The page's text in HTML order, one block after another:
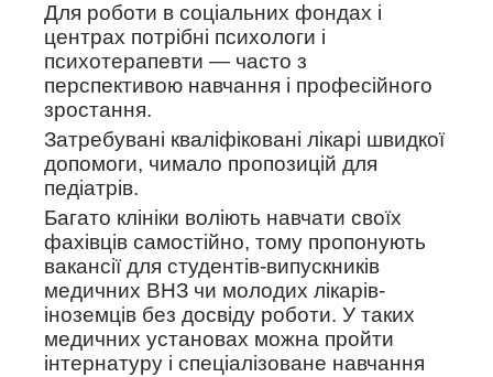
Для роботи в соціальних фондах і
центрах потрібні психологи і
психотерапевти — часто з
перспективою навчання і професійного
зростання.
Затребувані кваліфіковані лікарі швидкої
допомоги, чимало пропозицій для
педіатрів.
Багато клініки воліють навчати своїх
фахівців самостійно, тому пропонують
вакансії для студентів-випускників
медичних ВНЗ чи молодих лікарів-
іноземців без досвіду роботи. У таких
медичних установах можна пройти
інтернатуру і спеціалізоване навчання